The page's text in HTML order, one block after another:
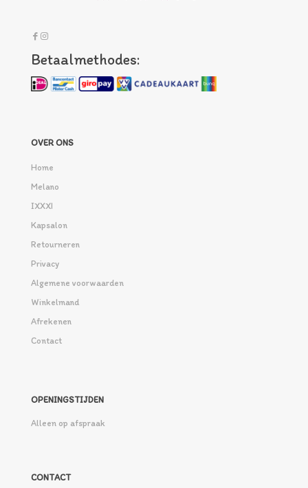
Betaalmethodes:
OVER ONS
Home
Melano
IXXXI
Kapsalon
Retourneren
Privacy
Algemene voorwaarden
Winkelmand
Afrekenen
Contact
OPENINGSTIJDEN
Alleen op afspraak
CONTACT